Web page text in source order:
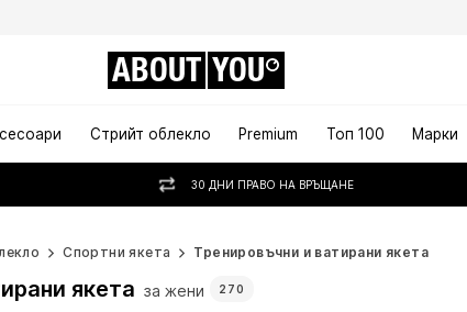
ABOUT YOU
Стрийт облекло Premium Топ 100 Марки
30 ДНИ ПРАВО НА ВРЪЩАНЕ
Спортни якета Тренировъчни и ватирани якета
якета за жени 270